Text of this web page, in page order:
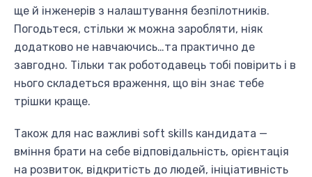
ще й інженерів з налаштування безпілотників.
Погодьтеся, стільки ж можна заробляти, ніяк
додатково не навчаючись…та практично де
завгодно. Тільки так роботодавець тобі повірить і в
нього складеться враження, що він знає тебе
трішки краще.
Також для нас важливі soft skills кандидата —
вміння брати на себе відповідальність, орієнтація
на розвиток, відкритість до людей, ініціативність